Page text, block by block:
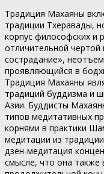
Традиция Махаяны
традиции Тхеравады,
корпус философских и
отличительной чертой
сострадание»,
проявляющийся в
Традиция Махаяны
традиций буддизма и
Азии. Буддисты
типов медитативных
корнями в практики
медитации из
дзен-медитация
смысле, что она также